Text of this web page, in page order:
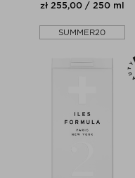
zł 255,00 / 250 ml
SUMMER20